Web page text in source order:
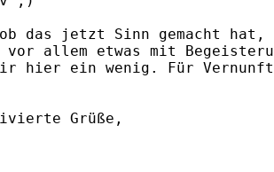
ob das jetzt Sinn gemacht
vor allem etwas mit
hier ein wenig. Für
Grüße,